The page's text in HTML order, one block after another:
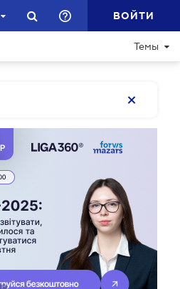
ВОЙТИ
Темы